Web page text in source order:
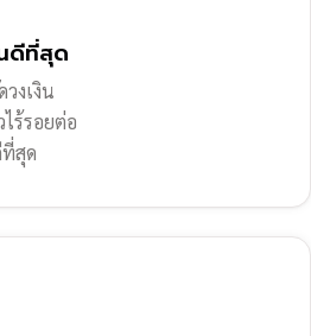
ดีที่สุด
งเงิน
ไร้รอยต่อ
สุด